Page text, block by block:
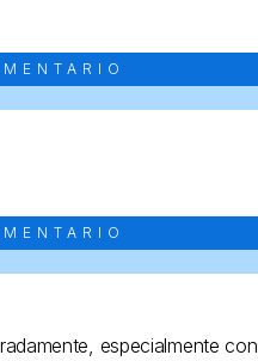
especialmente con